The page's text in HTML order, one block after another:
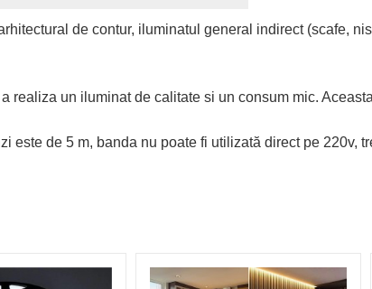
de contur, iluminatul general indirect (scafe,
realiza un iluminat de calitate si un consum mic.
este de 5 m, banda nu poate fi utilizată direct pe 220v,